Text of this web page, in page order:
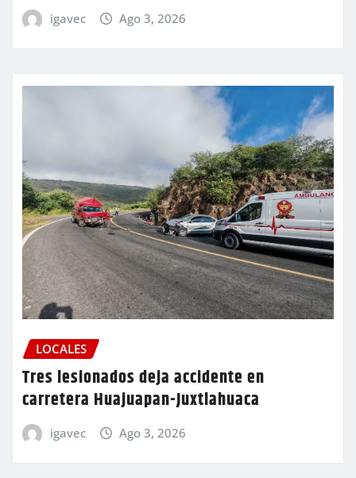
igavec Ago 3, 2026
LOCALES
Tres lesionados deja accidente en
carretera Huajuapan-Juxtlahuaca
igavec Ago 3, 2026